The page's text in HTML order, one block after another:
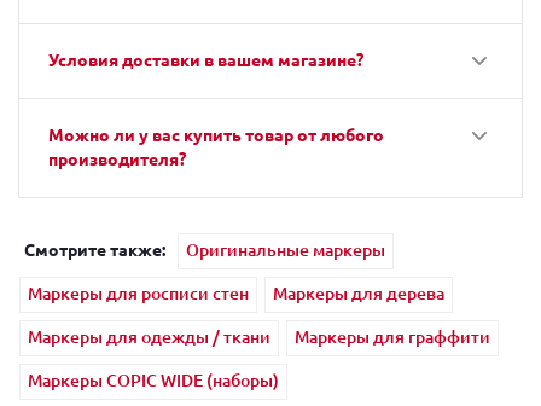
Условия доставки в вашем магазине?
Можно ли у вас купить товар от любого
производителя?
Смотрите также:
Оригинальные маркеры
Маркеры для росписи стен
Маркеры для дерева
Маркеры для одежды / ткани
Маркеры для граффити
Маркеры COPIC WIDE (наборы)